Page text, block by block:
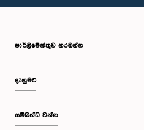
පාර්ලි‌මේන්තුව නරඹන්න
දැනුමට
සම්බන්ධ වන්න